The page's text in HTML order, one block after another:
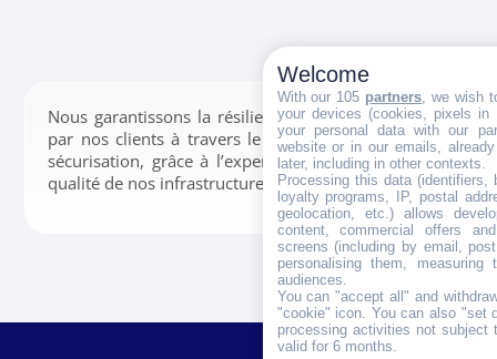
Nous garantissons la résilience des données confiées
par nos clients à travers le stockage, la gestion et la
sécurisation, grâce à l’expertise de nos équipes et la
qualité de nos infrastructures.
Welcome
With our 105 partners , we wish
your devices (cookies, pixels
your personal data with our
website or in our emails,
later, including in other contexts.
Processing this data (identifiers,
loyalty programs, IP, postal
geolocation, etc.) allows
content, commercial offers
screens (including by email,
personalising them, measuring
audiences.
You can "accept all" and
"cookie" icon . You can also "set
processing activities not subject
valid for 6 months.